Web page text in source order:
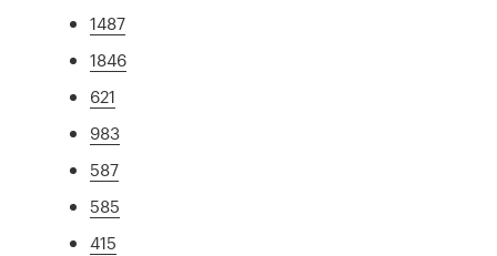
1487
1846
621
983
587
585
415